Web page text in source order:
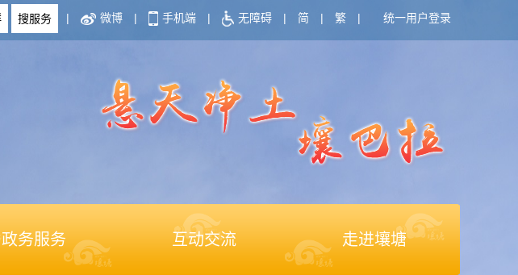
| 微博 | 手机端 | 无障碍 | 简 | 繁 | 统一用户登录
政务服务 互动交流 走进壤塘